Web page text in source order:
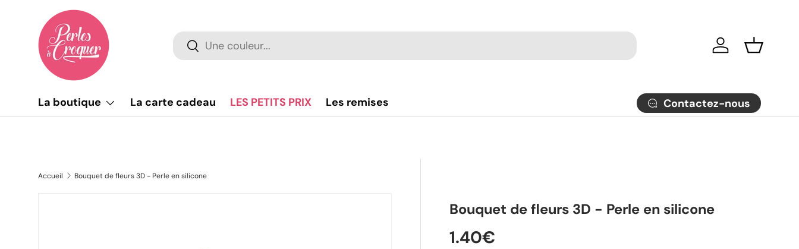
Aller au contenu
Recherche
Rechercher Se connecter
Panier
La boutique La carte cadeau LES PETITS PRIX Les remises Contactez-nous
Accueil Bouquet de fleurs 3D - Perle en silicone
Bouquet de fleurs 3D - Perle en silicone
1.40€